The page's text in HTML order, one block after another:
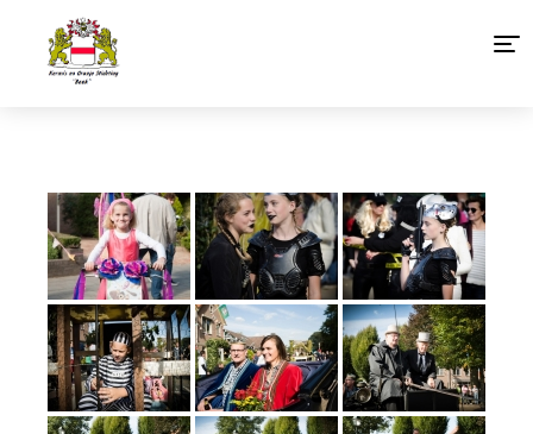
Agenda 2026
Organisatie
Foto’s
Links
Sponsoren Baakse Kermis